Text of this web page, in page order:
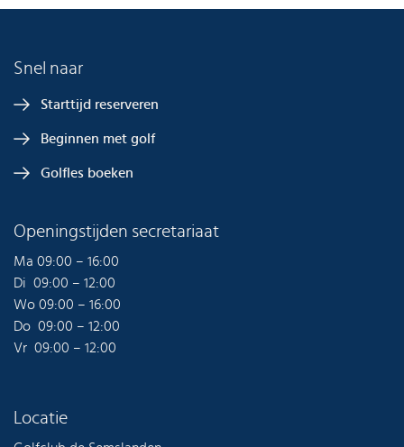
Snel naar
Starttijd reserveren
Beginnen met golf
Golfles boeken
Openingstijden secretariaat
Ma 09:00 – 16:00
Di 09:00 – 12:00
Wo 09:00 – 16:00
Do 09:00 – 12:00
Vr 09:00 – 12:00
Locatie